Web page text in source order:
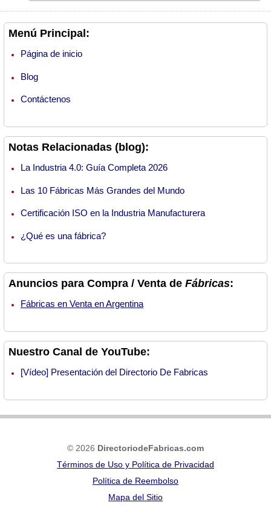
Menú Principal:
Página de inicio
Blog
Contáctenos
Notas Relacionadas (blog):
La Industria 4.0: Guía Completa 2026
Las 10 Fábricas Más Grandes del Mundo
Certificación ISO en la Industria Manufacturera
¿Qué es una fábrica?
Anuncios para Compra / Venta de Fábricas:
Fábricas en Venta en Argentina
Nuestro Canal de YouTube:
[Vídeo] Presentación del Directorio De Fabricas
© 2026 DirectoriodeFabricas.com
Términos de Uso y Política de Privacidad
Política de Reembolso
Mapa del Sitio